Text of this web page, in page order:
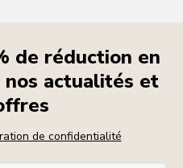
de réduction en
actualités et
de confidentialité